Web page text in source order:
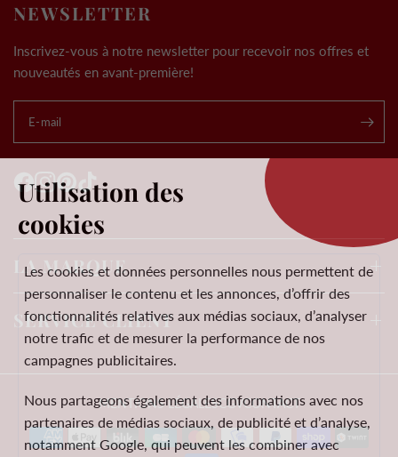
NEWSLETTER
Inscrivez-vous à notre newsletter pour recevoir nos offres et
nouveautés en avant-première!
E-mail
LA MARQUE
SERVICE CLIENT
MENTIONS LÉGALESCGVCONTACT
Utilisation des
cookies
Les cookies et données personnelles nous permettent de
personnaliser le contenu et les annonces, d’offrir des
fonctionnalités relatives aux médias sociaux, d’analyser
notre trafic et de mesurer la performance de nos
campagnes publicitaires.
Nous partageons également des informations avec nos
partenaires de médias sociaux, de publicité et d’analyse,
notamment Google, qui peuvent les combiner avec